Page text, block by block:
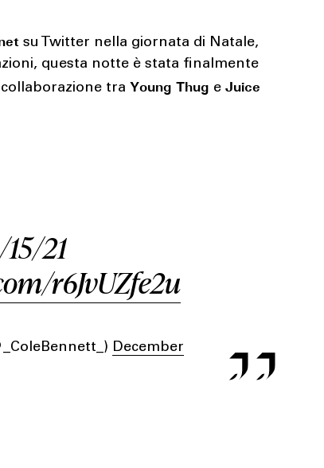
su Twitter nella giornata di Natale,
questa notte è stata finalmente
tra Young Thug eJuice
21
r6JvUZfe2u
December